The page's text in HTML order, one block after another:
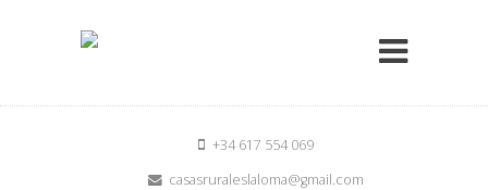
+34 617 554 069
casasruraleslaloma@gmail.com